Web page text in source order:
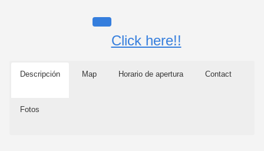
Click here!!
Descripción Map Horario de apertura Contact
Fotos